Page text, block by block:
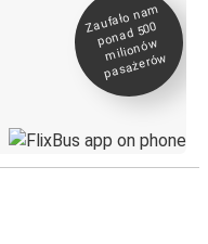
Zaufało na
m
ponad 500
milionó
w
pasażeró
w